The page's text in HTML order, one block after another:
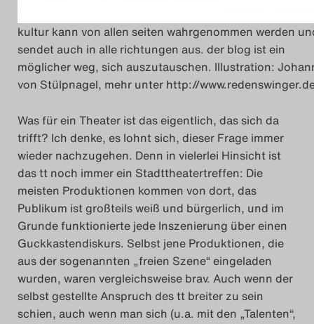
kultur kann von allen seiten wahrgenommen werden
sendet auch in alle richtungen aus. der blog ist ein
möglicher weg, sich auszutauschen. Illustration:
von Stülpnagel, mehr unter http://
Was für ein Theater ist das eigentlich, das sich da
trifft? Ich denke, es lohnt sich, dieser Frage immer
wieder nachzugehen. Denn in vielerlei Hinsicht ist
das tt noch immer ein Stadttheatertreffen: Die
meisten Produktionen kommen von dort, das
Publikum ist großteils weiß und bürgerlich, und im
Grunde funktionierte jede Inszenierung über einen
Guckkastendiskurs. Selbst jene Produktionen, die
aus der sogenannten „freien Szene“ eingeladen
wurden, waren vergleichsweise brav. Auch wenn der
selbst gestellte Anspruch des tt breiter zu sein
schien, auch wenn man sich (u.a. mit den „Talenten“,